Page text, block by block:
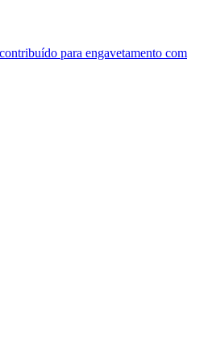
para engavetamento com